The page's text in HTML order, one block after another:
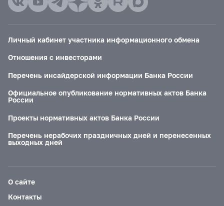
Личный кабинет участника информационного обмена
Отношения с инвесторами
Перечень инсайдерской информации Банка России
Официальное опубликование нормативных актов Банка
России
Проекты нормативных актов Банка России
Перечень нерабочих праздничных дней и перенесенных
выходных дней
О сайте
Контакты